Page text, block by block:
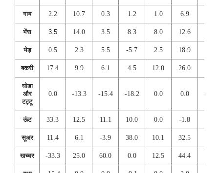
गाय 2.2 10.7 0.3 1.2 1.0 6.9
भेंस 3.5 14.0 3.5 8.3 8.0 12.6
भेड़ 0.5 2.3 5.5 -5.7 2.5 18.9
बकरी 17.4 9.9 6.1 4.5 12.0 26.0
घोडा
और
टट्टू
0.0 -13.3 -15.4 -18.2 0.0 0.0 -11.1
ऊंट 33.3 12.5 11.1 10.0 0.0 -1.8
सूअर 11.4 6.1 -3.9 38.0 10.1 32.5
खच्चर -33.3 25.0 60.0 0.0 12.5 44.4